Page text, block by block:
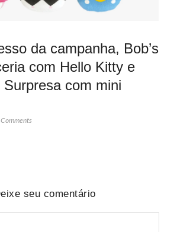
da campanha, Bob’s
com Hello Kitty e
Surpresa com mini
seu comentário